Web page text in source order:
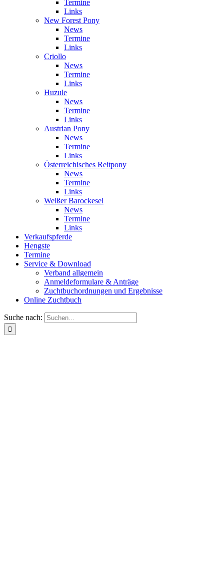
Termine
Links
New Forest Pony
News
Termine
Links
Criollo
News
Termine
Links
Huzule
News
Termine
Links
Austrian Pony
News
Termine
Links
Österreichisches Reitpony
News
Termine
Links
Weißer Barockesel
News
Termine
Links
Verkaufspferde
Hengste
Termine
Service & Download
Verband allgemein
Anmeldeformulare & Anträge
Zuchtbuchordnungen und Ergebnisse
Online Zuchtbuch
Suche nach: